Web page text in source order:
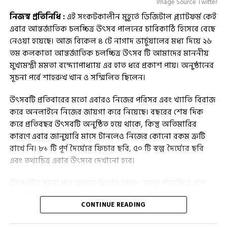
নিজস্ব প্রতিনিধি :এই সংকটকালীন মুহূর্তে ডিজিটাল প্ল্যাটফর্ম কেই
এবার আন্তর্জাতিক চলচ্চিত্র উৎসব পালনের চাবিকাঠি হিসেবে বেছে
নেওয়া হয়েছে। আজ বিকেল ৪ টে নাগাদ ভার্চুয়ালের মধ্য দিয়ে ২৬
তম কলকাতা আন্তর্জাতিক চলচ্চিত্র উৎসব টি আমাদের মাননীয়
মুখ্যমন্ত্রী মমতা বন্দ্যোপাধ্যায় এর হাত ধরে প্রকাশ পায়। অনুষ্ঠানের
সূচনা পর্বে শাহরুখ খান ও সম্মিলিত ছিলেন।
উৎসবটি প্রতিবারের মতো এবারও নিজের পরিসর এবং খ্যাতি বিরাজ
করে অনলাইনে নিজের জায়গা করে নিয়েছে। বছরের শেষ দিক
করে প্রতিবছর উৎসবটি অনুষ্ঠিত হয়ে থাকে, কিন্তু অতিমারির
কারণে এবার জানুয়ারি মাসে টানলেও নিজের কোনো রকম ত্রুটি
রাখে নি। ৮১ টি পূর্ণ দৈর্ঘ্যের ফিচার ছবি, ৫০ টি স্বল্প দৈর্ঘ্যের ছবি
এবং তথ্যচিত্র এবার উৎসবে দেখানো হবে।
ধরে ঘটবে এর শুভ সূচনা। বাংলা চলচ্চিত্র জগতের কিংবদন্তি
অভিনেতা সৌমিত্র চট্টোপাধ্যায় কে শ্রদ্ধা জানিয়ে তার মোট ৯ টি
CONTINUE READING